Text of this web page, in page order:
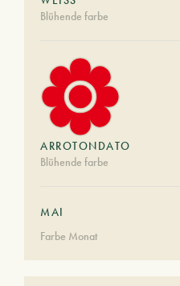
Blühende farbe
ARROTONDATO
Blühende farbe
MAI
Farbe Monat